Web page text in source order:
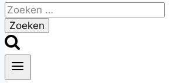
Zoeken
naar: